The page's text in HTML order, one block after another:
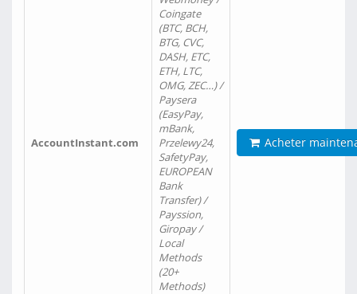
AccountInstant.com
Coingate
(BTC, BCH,
BTG, CVC,
DASH, ETC,
ETH, LTC,
OMG, ZEC…) /
Paysera
(EasyPay,
mBank,
Przelewy24,
SafetyPay,
EUROPEAN
Bank
Transfer) /
Payssion,
Giropay /
Local
Methods
(20+
Methods)
Acheter